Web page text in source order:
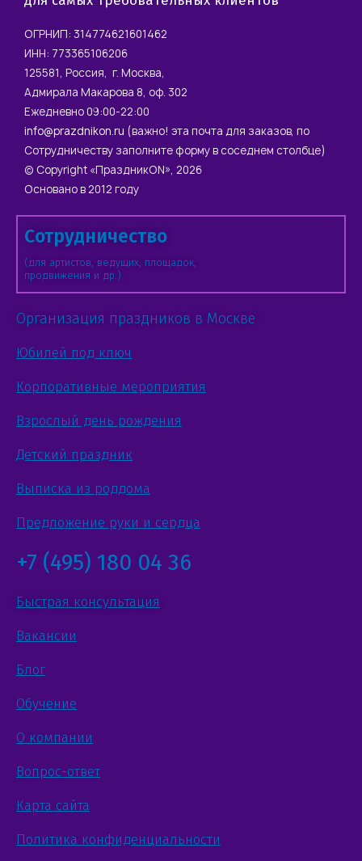
ОГРНИП: 314774621601462
ИНН: 773365106206
125581, Россия, г. Москва,
Адмирала Макарова 8, оф. 302
Ежедневно 09:00-22:00
info@prazdnikon.ru (важно! эта почта для заказов, по
Сотрудничеству заполните форму в соседнем столбце)
© Copyright «ПраздникON», 2026
Основано в 2012 году
Сотрудничество
(для артистов, ведущих, площадок,
продвижения и др.)
Организация праздников в Москве
Юбилей под ключ
Корпоративные мероприятия
Взрослый день рождения
Детский праздник
Выписка из роддома
Предложение руки и сердца
+7 (495) 180 04 36
Быстрая консультация
Вакансии
Блог
Обучение
О компании
Вопрос-ответ
Карта сайта
Политика конфиденциальности